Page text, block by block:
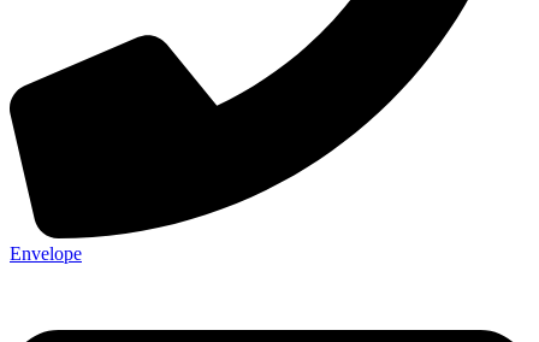
Envelope